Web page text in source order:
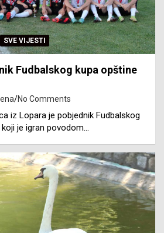
SVE VIJESTI
Fudbalskog kupa opštine
No Comments
iz Lopara je pobjednik Fudbalskog
je igran povodom…